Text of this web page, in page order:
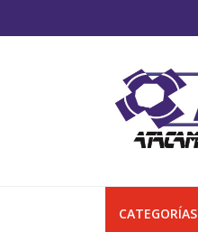
CATEGORÍAS